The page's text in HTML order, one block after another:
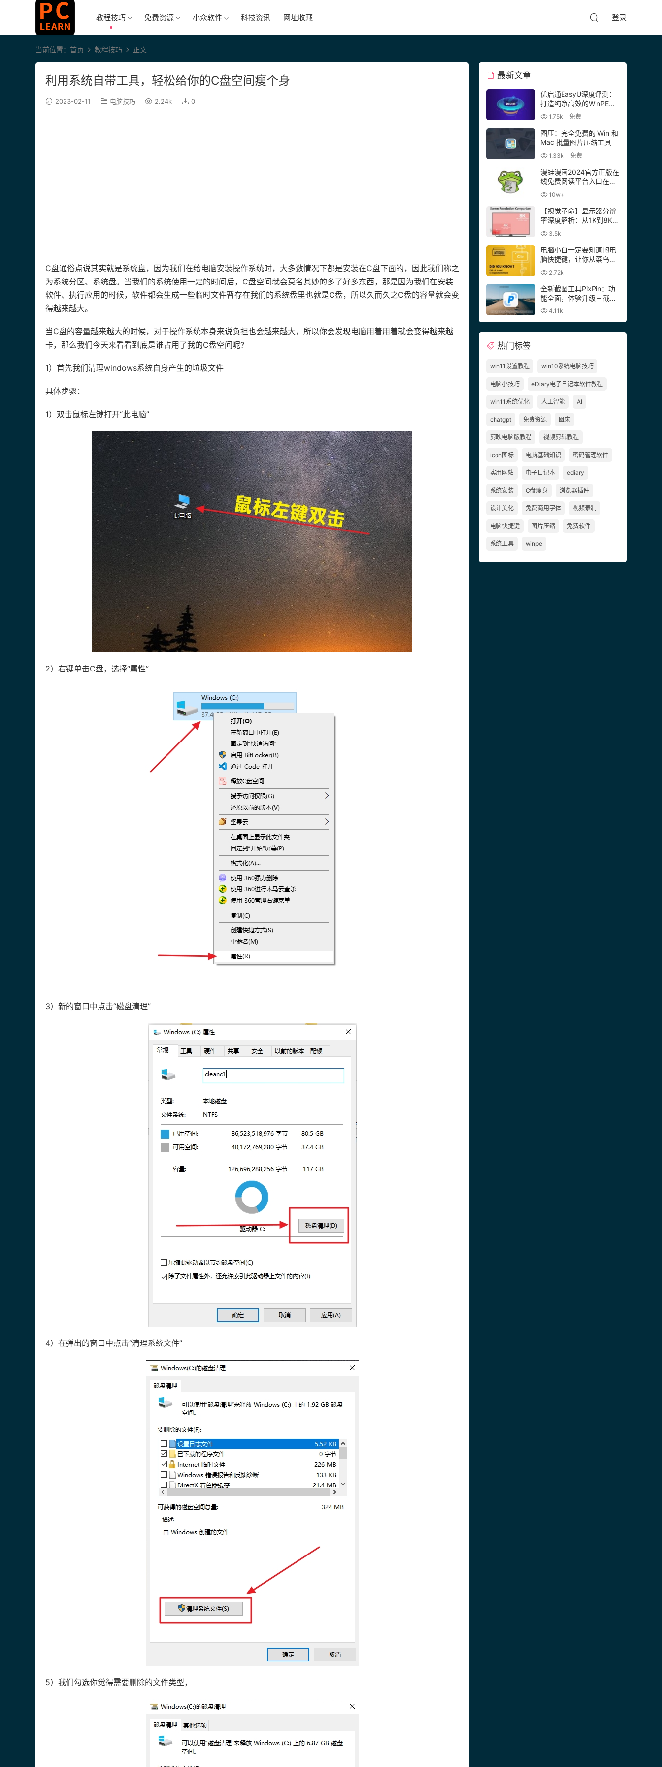
教程技巧 免费资源 小众软件 科技资讯 网址收藏 登录
当前位置： 首页 教程技巧 正文
利用系统自带工具，轻松给你的C盘空间瘦个身
2023-02-11 电脑技巧 2.24k 0
C盘通俗点说其实就是系统盘，因为我们在给电脑安装操作系统时，大多数情况下都是安装在C盘下面的，因此我们称之
为系统分区、系统盘。当我们的系统使用一定的时间后，C盘空间就会莫名其妙的多了好多东西，那是因为我们在安装
软件、执行应用的时候，软件都会生成一些临时文件暂存在我们的系统盘里也就是C盘，所以久而久之C盘的容量就会变
得越来越大。
当C盘的容量越来越大的时候，对于操作系统本身来说负担也会越来越大，所以你会发现电脑用着用着就会变得越来越
卡，那么我们今天来看看到底是谁占用了我的C盘空间呢?
1）首先我们清理windows系统自身产生的垃圾文件
具体步骤：
1）双击鼠标左键打开“此电脑”
2）右键单击C盘，选择“属性”
3）新的窗口中点击“磁盘清理”
4）在弹出的窗口中点击“清理系统文件”
5）我们勾选你觉得需要删除的文件类型，
最新文章
优启通EasyU深度评测：
打造纯净高效的WinPE系
统维护利器
1.75k 免费
图压：完全免费的 Win 和
Mac 批量图片压缩工具
1.33k 免费
漫蛙漫画2024官方正版在
线免费阅读平台入口在
哪？10w+
【视觉革命】显示器分辨
率深度解析：从1K到8K的
飞跃3.5k
电脑小白一定要知道的电
脑快捷键，让你从菜鸟变
高手！
2.72k
全新截图工具PixPin：功
能全面，体验升级 – 截
屏、贴图、标注、OCR、
4.11k
热门标签
win11设置教程 win10系统电脑技巧
电脑小技巧 eDiary电子日记本软件教程
win11系统优化 人工智能 AI
chatgpt 免费资源 图床
剪映电脑版教程 视频剪辑教程
icon图标 电脑基础知识 密码管理软件
实用网站 电子日记本 ediary
系统安装 C盘瘦身 浏览器插件
设计美化 免费商用字体 视频录制
电脑快捷键 图片压缩 免费软件
系统工具 winpe